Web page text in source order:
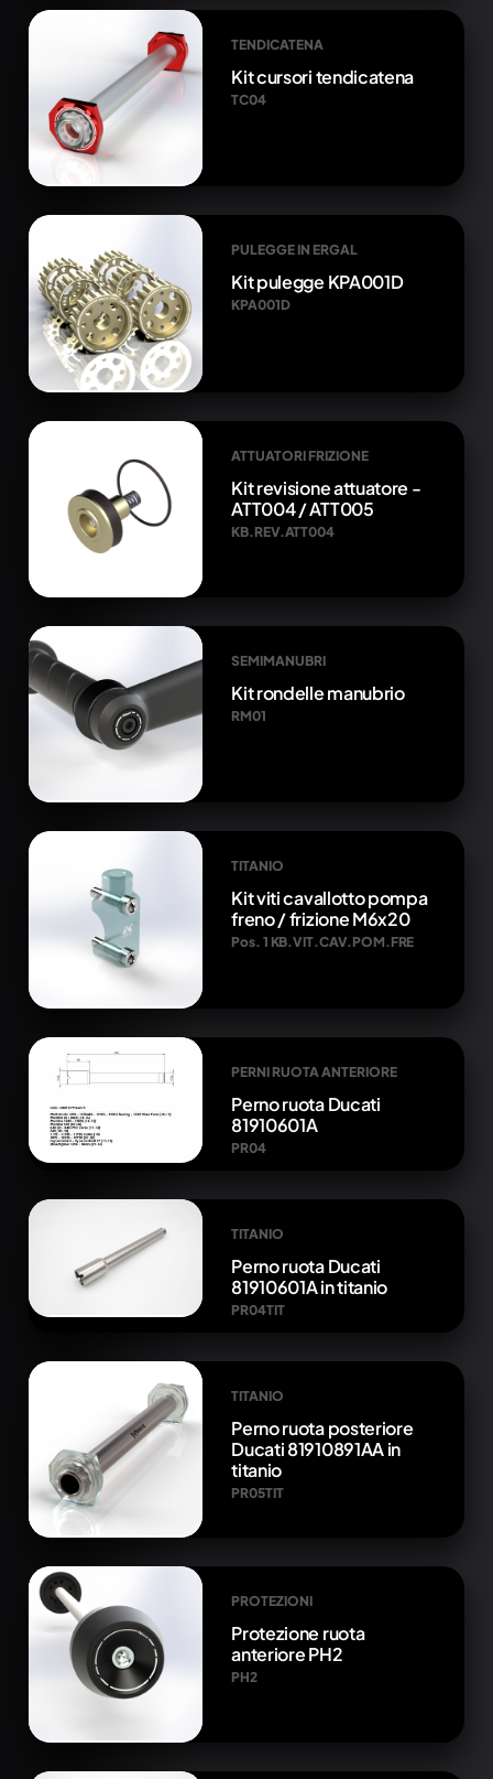
TENDICATENA
Kit cursori tendicatena
TC04
PULEGGE IN ERGAL
Kit pulegge KPA001D
KPA001D
ATTUATORI FRIZIONE
Kit revisione attuatore -
ATT004 / ATT005
KB.REV.ATT004
SEMIMANUBRI
Kit rondelle manubrio
RM01
TITANIO
Kit viti cavallotto pompa
freno / frizione M6x20
Pos. 1 KB.VIT.CAV.POM.FRE
PERNI RUOTA ANTERIORE
Perno ruota Ducati
81910601A
PR04
TITANIO
Perno ruota Ducati
81910601A in titanio
PR04TIT
TITANIO
Perno ruota posteriore
Ducati 81910891AA in
titanio
PR05TIT
PROTEZIONI
Protezione ruota
anteriore PH2
PH2